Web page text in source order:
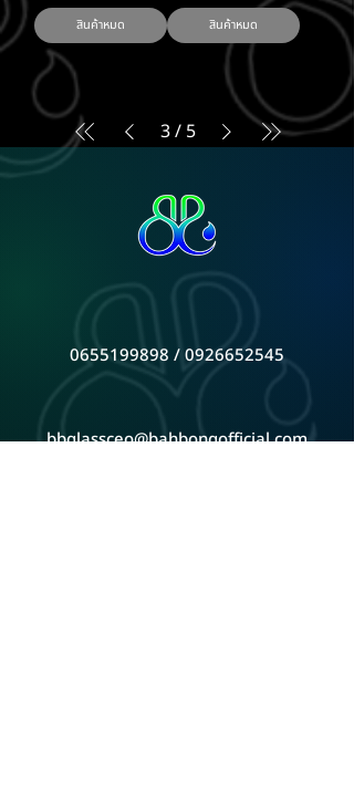
สินค้าหมด สินค้าหมด
3/ 5
0655199898 / 0926652545
bbglassceo@bahbongofficial.com